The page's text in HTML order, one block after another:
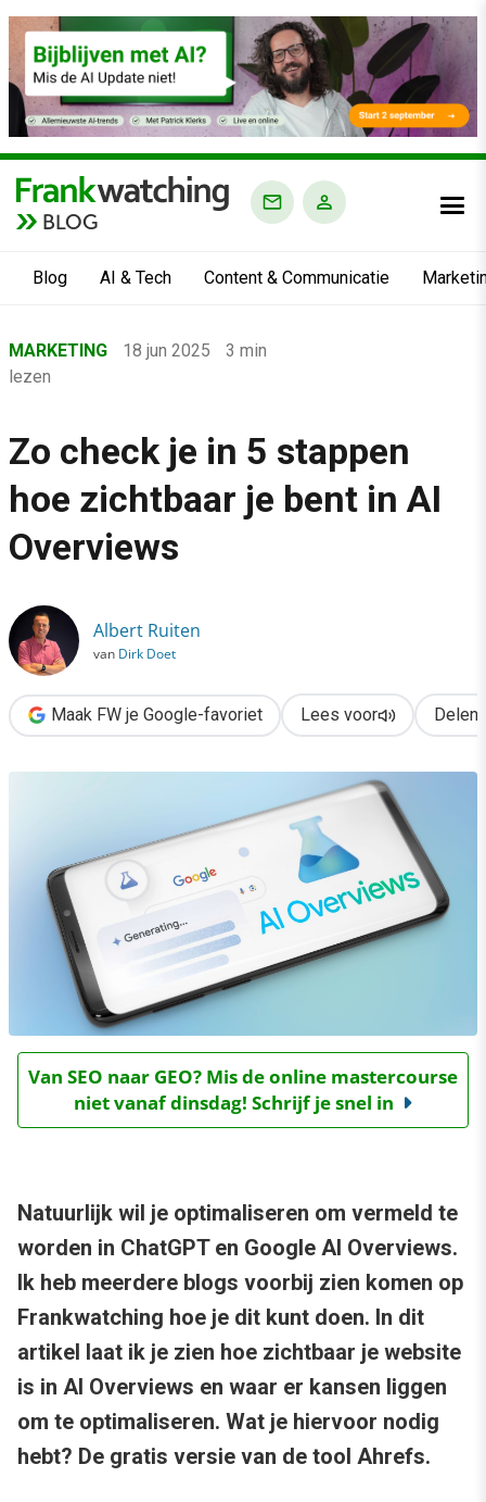
BLOG
Blog AI & Tech Content & Communicatie
›
Marketing
›
Zo check je in 5 stappen hoe zichtbaar je bent in AI Overviews
MARKETING 18 jun 2025
3 min
lezen
Zo check je in 5 stappen
hoe zichtbaar je bent in AI
Overviews
Albert Ruiten
van Dirk Doet
Maak FW je Google-favoriet Lees voor Delen
Van SEO naar GEO? Mis de online mastercourse
niet vanaf dinsdag! Schrijf je snel in
Natuurlijk wil je optimaliseren om vermeld te
worden in ChatGPT en Google AI Overviews.
Ik heb meerdere blogs voorbij zien komen op
Frankwatching hoe je dit kunt doen. In dit
artikel laat ik je zien hoe zichtbaar je website
is in AI Overviews en waar er kansen liggen
om te optimaliseren. Wat je hiervoor nodig
hebt? De gratis versie van de tool Ahrefs.